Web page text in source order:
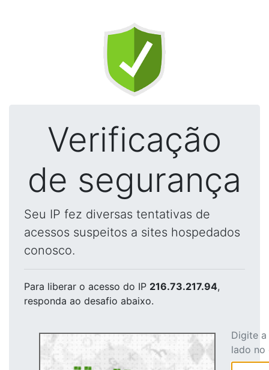
Verificação
de segurança
Seu IP fez diversas tentativas de
acessos suspeitos a sites hospedados
conosco.
Para liberar o acesso do IP 216.73.217.94,
responda ao desafio abaixo.
Digite
lado no